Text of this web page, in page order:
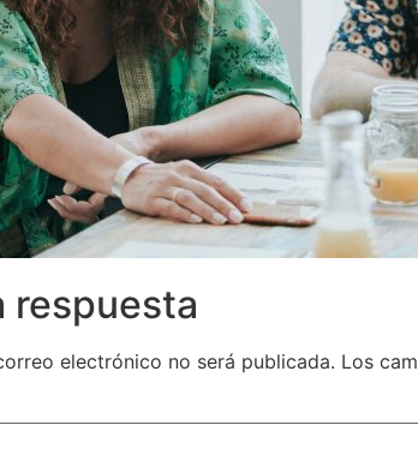
respuesta
electrónico no será publicada. Los